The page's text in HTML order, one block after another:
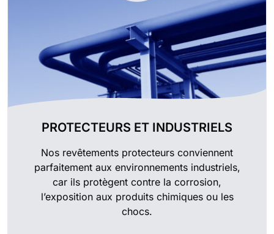
PROTECTEURS ET INDUSTRIELS
Nos revêtements protecteurs conviennent
parfaitement aux environnements industriels,
car ils protègent contre la corrosion,
l’exposition aux produits chimiques ou les
chocs.